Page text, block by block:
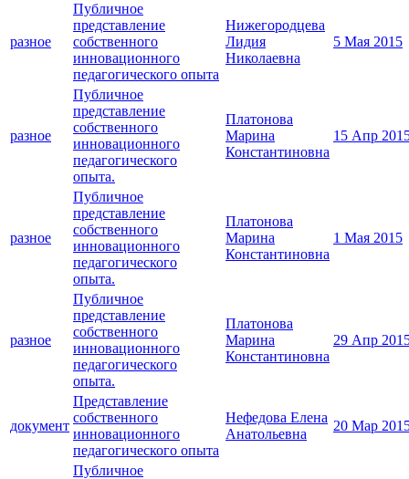
разное
Публичное
представление
собственного
инновационного
педагогического опыта
Нижегородцева
Лидия
Николаевна
5 Мая 2015
разное
Публичное
представление
собственного
инновационного
педагогического
опыта.
Платонова
Марина
Константиновна
15 Апр
разное
Публичное
представление
собственного
инновационного
педагогического
опыта.
Платонова
Марина
Константиновна
1 Мая 2015
разное
Публичное
представление
собственного
инновационного
педагогического
опыта.
Платонова
Марина
Константиновна
29 Апр
документ
Представление
собственного
инновационного
педагогического опыта
Нефедова Елена
Анатольевна
20 Мар
Публичное